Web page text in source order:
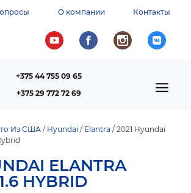
содержанию
О компании Контакты
+375 44 755 09 65
+375 29 772 72 69
Из США Hyundai Elantra 2021 Hyundai
ELANTRA
HYBRID